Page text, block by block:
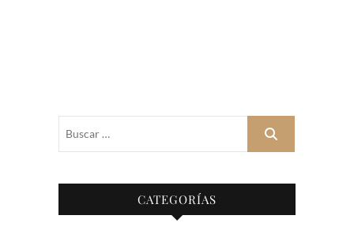
Buscar
CATEGORÍAS